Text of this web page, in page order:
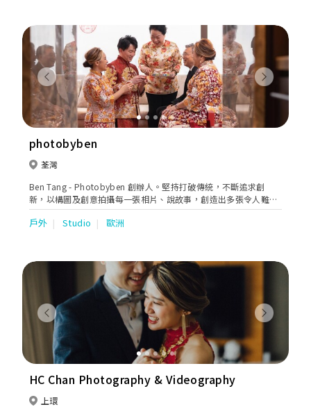
Previous Next
photobyben
荃灣
Ben Tang - Photobyben 創辦人。堅持打破傳統，不斷追求創
新，以構圖及創意拍攝每一張相片、說故事，創造出多張令人難忘
的經典作品，是其中一個對行業影嚮深遠的攝影師之一，並於早期
已打破傳統，為客人提供外國婚紗照攝影服務。
戶外 Studio 歐洲
Previous Next
HC Chan Photography & Videography
上環